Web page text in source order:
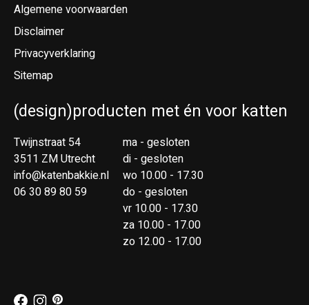
Algemene voorwaarden
Disclaimer
Privacyverklaring
Sitemap
(design)producten met én voor katten
Twijnstraat 54
3511 ZM Utrecht
info@katenbakkie.nl
06 30 89 80 59
ma - gesloten
di - gesloten
wo 10.00 - 17.30
do - gesloten
vr 10.00 - 17.30
za 10.00 - 17.00
zo 12.00 - 17.00